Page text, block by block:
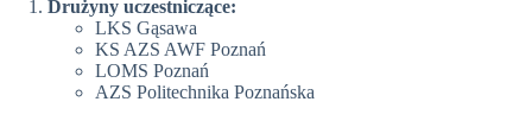
Drużyny uczestniczące:
LKS Gąsawa
KS AZS AWF Poznań
LOMS Poznań
AZS Politechnika Poznańska